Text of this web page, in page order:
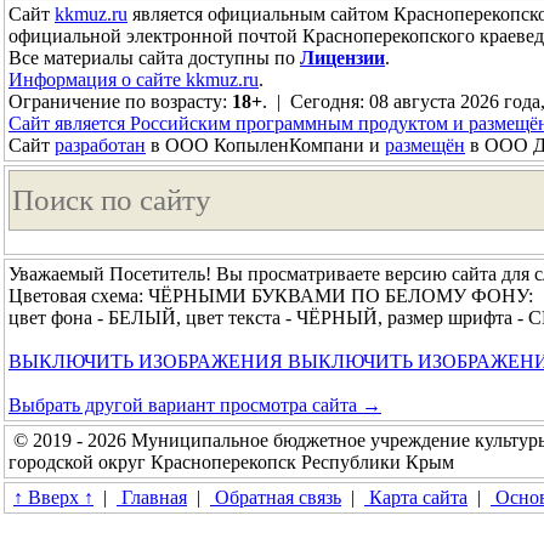
Сайт kkmuz.ru является официальным сайтом
официальной электронной почтой Красноперекопского
Все материалы сайта доступны по Лицензии.
Информация о сайте kkmuz.ru.
Ограничение по возрасту: 18+. | Сегодня: 08 августа 2026
Сайт является Российским программным продуктом и
Сайт разработан в ООО КопыленКомпани и размещён в ООО
Уважаемый Посетитель! Вы просматриваете версию сайта для
Цветовая схема: ЧЁРНЫМИ БУКВАМИ ПО БЕЛОМУ ФОНУ:
цвет фона - БЕЛЫЙ, цвет текста - ЧЁРНЫЙ, размер шрифта
ВЫКЛЮЧИТЬ ИЗОБРАЖЕНИЯ ВЫКЛЮЧИТЬ
Выбрать другой вариант просмотра сайта →
© 2019 - 2026 Муниципальное бюджетное учреждение
городской округ Красноперекопск Республики Крым
↑ Вверх ↑
| Главная | Обратная связь | Карта сайта |